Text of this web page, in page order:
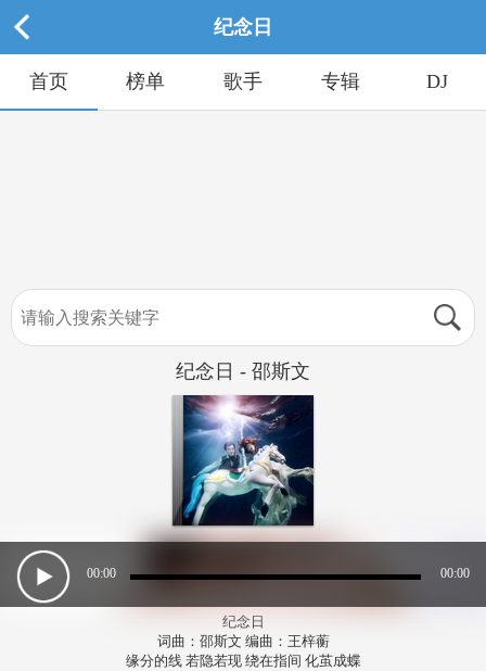
纪念日
首页 榜单 歌手 专辑 DJ
纪念日 - 邵斯文
00:00 00:00
纪念日
词曲：邵斯文 编曲：王梓蘅
缘分的线 若隐若现 绕在指间 化茧成蝶